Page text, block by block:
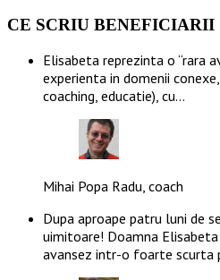
CE SCRIU BENEFICIARII
Elisabeta reprezinta o “rara
experienta in domenii
coaching, educatie), cu…
Mihai Popa Radu, coach
Dupa aproape patru luni de
uimitoare! Doamna
avansez intr-o foarte scurta